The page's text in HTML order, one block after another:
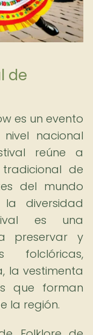
de
es un evento
nacional
reúne a
de
del mundo
diversidad
es una
preservar y
folclóricas,
la vestimenta
que forman
la región.